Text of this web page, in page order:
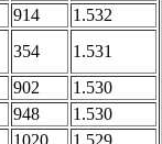
914 1.532
354 1.531
902 1.530
948 1.530